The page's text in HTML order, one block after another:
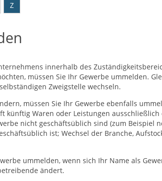
Z
innerhalb des
müssen Sie Ihr Gewerbe ummelden.
Zweigstelle wechseln.
müssen Sie Ihr Gewerbe ebenfalls
künftig Waren oder Leistungen
nicht geschäftsüblich sind (zum Beispiel
ist; Wechsel der Branche,
ummelden, wenn sich Ihr Name als
ändert.